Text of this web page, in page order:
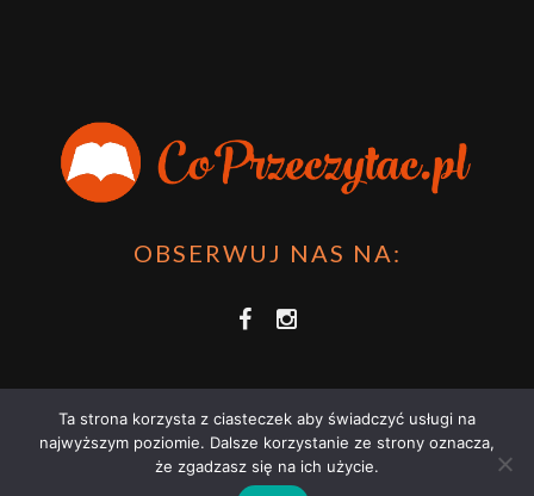
OBSERWUJ NAS NA:
COPRZECZYTAĆ.PL 2021 | STRONA WYKORZYSTUJE PLIKI COOKIES |
Ta strona korzysta z ciasteczek aby świadczyć usługi na
najwyższym poziomie. Dalsze korzystanie ze strony oznacza,
że zgadzasz się na ich użycie.